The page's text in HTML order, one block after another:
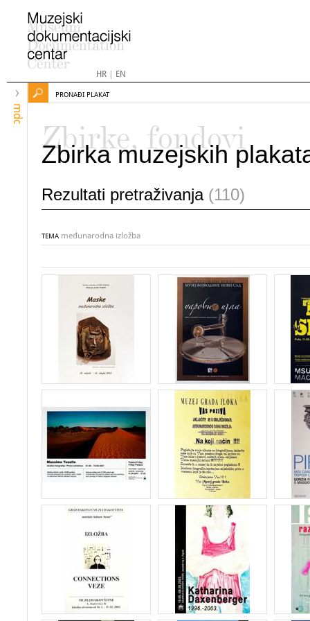
HR| EN
mdc
PRONAĐI PLAKAT
Zbirke, fondovi
Zbirka muzejskih
Rezultati pretraživanja (110)
TEMA međunarodna izložba